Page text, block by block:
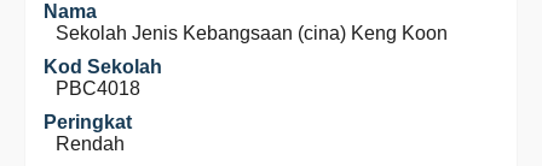
Nama
Sekolah Jenis Kebangsaan (cina) Keng Koon
Kod Sekolah
PBC4018
Peringkat
Rendah